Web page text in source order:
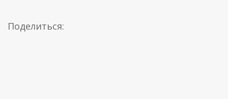
Поделиться: